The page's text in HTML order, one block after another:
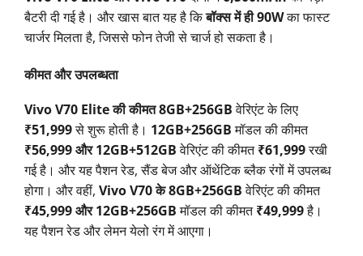
बैटरी दी गई है। और खास बात यह है किबॉक्स में ही 90Wका फास्ट
चार्जर मिलता है, जिससे फोन तेजी से चार्ज हो सकता है।
कीमत और उपलब्धता
Vivo V70 Elite की कीमत 8GB+256GBवेरिएंट के लिए
₹51,999से शुरू होती है। 12GB+256GBमॉडल की कीमत
₹56,999 और 12GB+512GBवेरिएंट की कीमत₹61,999रखी
गई है। और यह पैशन रेड, सैंड बेज और ऑथेंटिक ब्लैक रंगों में उपलब्ध
होगा। औरवहीं, Vivo V70 के 8GB+256GBवेरिएंट की कीमत
₹45,999 और 12GB+256GBमॉडल की कीमत₹49,999है।
यह पैशन रेड और लेमन येलो रंग में आएगा।